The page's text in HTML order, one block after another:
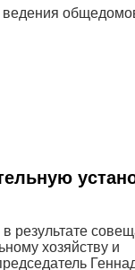
результате
хозяйству и